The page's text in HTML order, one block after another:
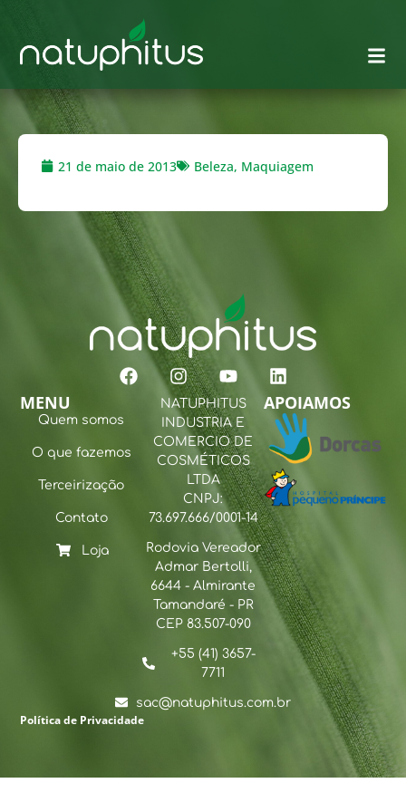
21 de maio de 2013 Beleza, Maquiagem
MENU
Quem somos
O que fazemos
Terceirização
Contato
Loja
NATUPHITUS
INDUSTRIA E
COMERCIO DE
COSMÉTICOS
LTDA
CNPJ:
73.697.666/0001-14
Rodovia Vereador
Admar Bertolli,
6644 - Almirante
Tamandaré - PR
CEP 83.507-090
+55 (41) 3657-
7711
sac@natuphitus.com.br
APOIAMOS
Política de Privacidade